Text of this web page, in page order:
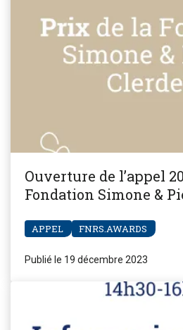
Ouverture de l’appel
Fondation Simone &
APPEL FNRS.AWARDS
Publié le 19 décembre 2023